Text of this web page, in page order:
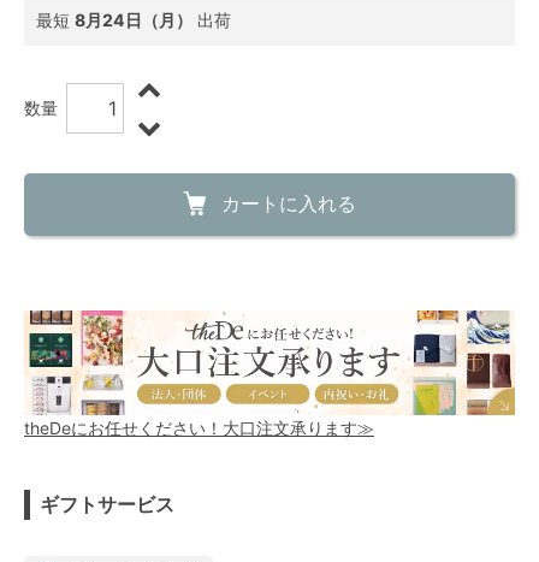
最短 8月24日（月） 出荷
数量
カートに入れる
theDeにお任せください！大口注文承ります≫
ギフトサービス